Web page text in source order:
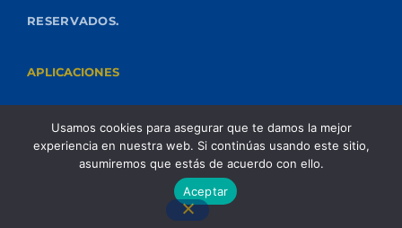
Posdata: Más feliz en Cristo
2:45 AM - 2:50 AM
Lecciones de la Biblia
PRESENTADO POR EL PR. ESTUARDO
GUERRA
3:00 AM - 3:20 AM
Escrito Está
PRESENTADO POR EL PR. ROBERT COSTA
RESERVADOS.
APLICACIONES
Usamos cookies para asegurar que te damos la mejor
experiencia en nuestra web. Si continúas usando este sitio,
asumiremos que estás de acuerdo con ello.
Aceptar